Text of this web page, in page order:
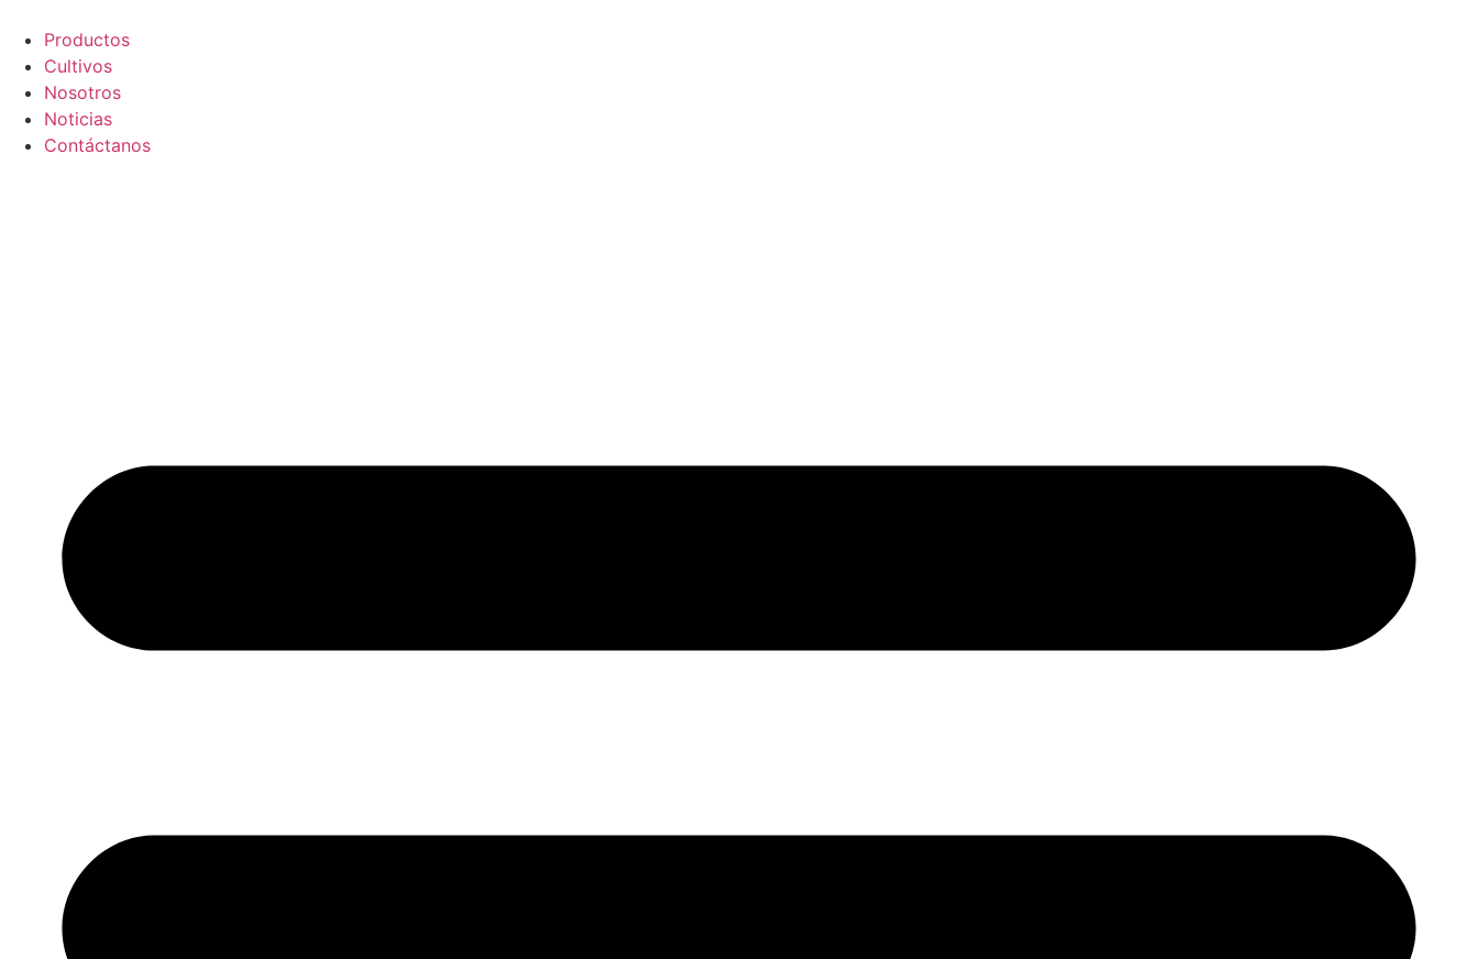
contenido
Productos
Cultivos
Nosotros
Noticias
Contáctanos